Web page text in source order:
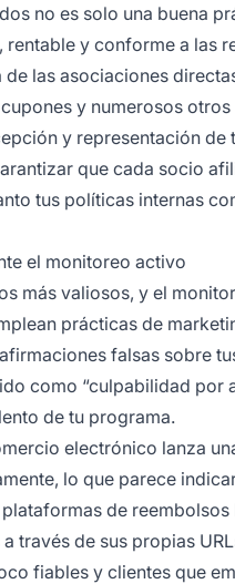
no es solo una buena
y conforme a las
las asociaciones
y numerosos
y representación de
que cada socio
tus políticas internas
el monitoreo activo
más valiosos, y el
prácticas de
falsas sobre
como “culpabilidad por
de tu programa.
electrónico lanza
lo que parece
de
través de sus propias
fiables y clientes que